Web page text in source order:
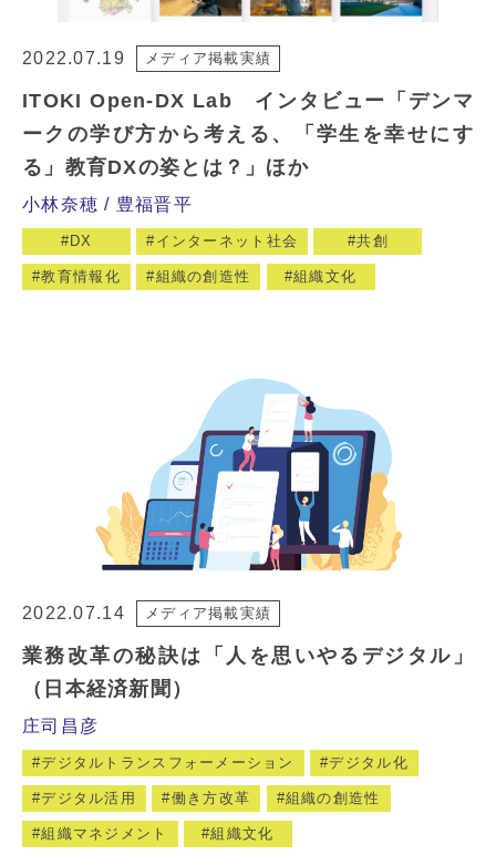
2022.07.19 メディア掲載実績
ITOKI Open-DX Lab インタビュー「デンマ
ークの学び方から考える、「学生を幸せにす
る」教育DXの姿とは？」ほか
小林奈穂 豊福晋平
DX インターネット社会 共創
教育情報化 組織の創造性 組織文化
2022.07.14 メディア掲載実績
業務改革の秘訣は「人を思いやるデジタル」
（日本経済新聞）
庄司昌彦
デジタルトランスフォーメーション デジタル化
デジタル活用 働き方改革 組織の創造性
組織マネジメント 組織文化